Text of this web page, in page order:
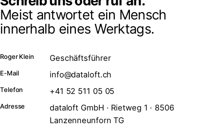
Meist antwortet ein Mensch
innerhalb eines Werktags.
Roger Klein Geschäftsführer
E-Mail info@dataloft.ch
Telefon +41 52 511 05 05
Adresse
dataloft GmbH · Rietweg 1 · 8506
Lanzenneunforn TG